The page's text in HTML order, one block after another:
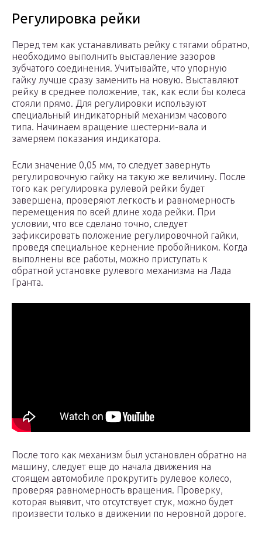
Регулировка рейки
Перед тем как устанавливать рейку с тягами обратно,
необходимо выполнить выставление зазоров
зубчатого соединения. Учитывайте, что упорную
гайку лучше сразу заменить на новую. Выставляют
рейку в среднее положение, так, как если бы колеса
стояли прямо. Для регулировки используют
специальный индикаторный механизм часового
типа. Начинаем вращение шестерни-вала и
замеряем показания индикатора.
Если значение 0,05 мм, то следует завернуть
регулировочную гайку на такую же величину. После
того как регулировка рулевой рейки будет
завершена, проверяют легкость и равномерность
перемещения по всей длине хода рейки. При
условии, что все сделано точно, следует
зафиксировать положение регулировочной гайки,
проведя специальное кернение пробойником. Когда
выполнены все работы, можно приступать к
обратной установке рулевого механизма на Лада
Гранта.
После того как механизм был установлен обратно на
машину, следует еще до начала движения на
стоящем автомобиле прокрутить рулевое колесо,
проверяя равномерность вращения. Проверку,
которая выявит, что отсутствует стук, можно будет
произвести только в движении по неровной дороге.